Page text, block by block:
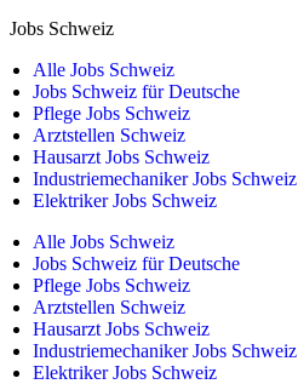
Jobs Schweiz
Alle Jobs Schweiz
Jobs Schweiz für Deutsche
Pflege Jobs Schweiz
Arztstellen Schweiz
Hausarzt Jobs Schweiz
Industriemechaniker Jobs Schweiz
Elektriker Jobs Schweiz
Alle Jobs Schweiz
Jobs Schweiz für Deutsche
Pflege Jobs Schweiz
Arztstellen Schweiz
Hausarzt Jobs Schweiz
Industriemechaniker Jobs Schweiz
Elektriker Jobs Schweiz